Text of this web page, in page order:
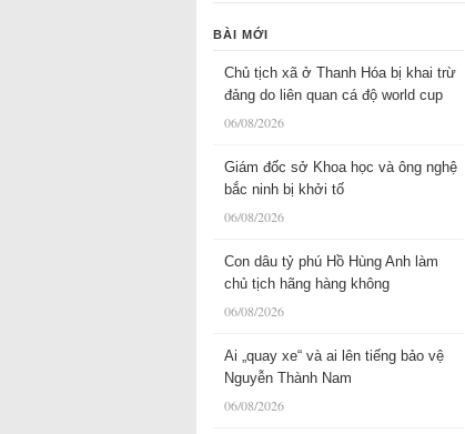
BÀI MỚI
Chủ tịch xã ở Thanh Hóa bị khai trừ
đảng do liên quan cá độ world cup
06/08/2026
Giám đốc sở Khoa học và ông nghệ
bắc ninh bị khởi tố
06/08/2026
Con dâu tỷ phú Hồ Hùng Anh làm
chủ tịch hãng hàng không
06/08/2026
Ai „quay xe“ và ai lên tiếng bảo vệ
Nguyễn Thành Nam
06/08/2026